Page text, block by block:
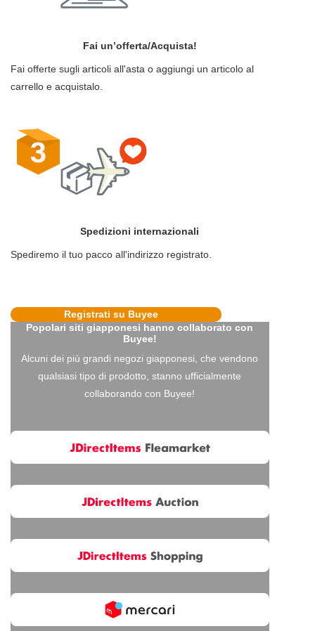
Fai un’offerta/Acquista!
Fai offerte sugli articoli all'asta o aggiungi un articolo al
carrello e acquistalo.
Spedizioni internazionali
Spediremo il tuo pacco all'indirizzo registrato.
Registrati su Buyee
Popolari siti giapponesi hanno collaborato con
Buyee!
Alcuni dei più grandi negozi giapponesi, che vendono
qualsiasi tipo di prodotto, stanno ufficialmente
collaborando con Buyee!